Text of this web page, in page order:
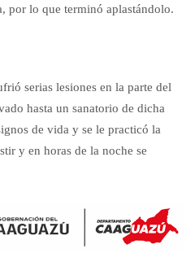
por lo que terminó aplastándolo.
serias lesiones en la parte del
hasta un sanatorio de dicha
de vida y se le practicó la
y en horas de la noche se